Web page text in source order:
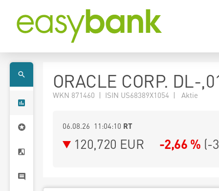
ORACLE CORP. DL-
WKN 871460 | ISIN US68389X1054 | Aktie
06.08.26 11:04:10 RT
120,720 EUR -2,66 % (-